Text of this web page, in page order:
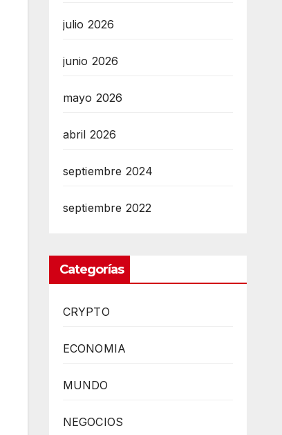
julio 2026
junio 2026
mayo 2026
abril 2026
septiembre 2024
septiembre 2022
Categorías
CRYPTO
ECONOMIA
MUNDO
NEGOCIOS